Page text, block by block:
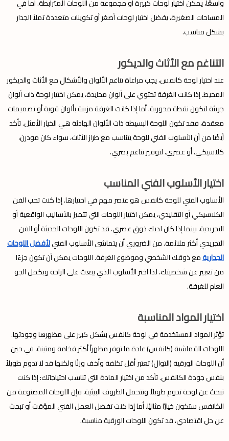
واسعًا، يمكن اختيار لوحات كبيرة أو مجموعة من اللوحات المترابطة. أما في
المساحات الصغيرة، يفضل اختيار لوحات أصغر أو تكوينات متعددة تملأ الجدار
بشكل مناسب.
التناغم مع الأثاث والديكور
عند اختيار لوحة كانفس، يجب مراعاة تناغم الألوان والأشكال مع الأثاث والديكور
المحيط. إذا كانت الغرفة تحتوي على ألوان محايدة، يمكن اختيار لوحة ذات ألوان
جريئة لتكون نقطة محورية. أما إذا كانت الغرفة مزينة بألوان قوية أو تصميمات
معقدة، فقد تكون اللوحة البسيطة ذات الألوان الهادئة هي الخيار الأمثل. تأكد
أيضًا من أن الأسلوب الفني للوحة يتناسب مع طراز الأثاث، سواء كان مودرن،
كلاسيكي، أو عصري، لتوفير تناغم بصري.
اختيار الأسلوب الفني المناسب
الأسلوب الفني للوحة كانفس هو عنصر مهم في اختيارها. إذا كنت تحب الفن
الكلاسيكي أو التقليدي، يمكن اختيار اللوحات التي تتميز بالأساليب الواقعية أو
التجريدية، بينما إذا كان لديك ذوق عصري، قد تكون اللوحات الحديثة أو الفن
التجريدي أكثر ملائمة. من الضروري أن يتماشى الأسلوب الفنيلأفضل اللوحات
الجداريةمع ذوقك الشخصي وموضوع الغرفة. اللوحات يمكن أن تكون جزءًا
من تعبير عن شخصيتك، لذا اختر الأسلوب الذي يبعث على الراحة ويكمل الجو
العام للغرفة.
اختيار المواد المناسبة
تؤثر المواد المستخدمة في لوحة كانفس بشكل كبير على مظهرها وجودتها.
اللوحات القماشية (كانفس) عادة ما توفر مظهراً أكثر فخامة ومتينة، في حين
أن اللوحات الورقية (التوال) تعتبر أقل تكلفة وأخف وزنًا ولكنها قد لا تدوم طويلاً
بنفس جودة الكانفس. تأكد من اختيار المادة التي تناسب احتياجاتك: إذا كنت
تبحث عن لوحة تدوم طويلاً وتتحمل الظروف البيئية، فإن اللوحات المصنوعة من
الكانفس ستكون خيارًا مثاليًا. أما إذا كنت تفضل العمل الفني المؤقت أو تبحث
عن حل اقتصادي، قد تكون اللوحات الورقية مناسبة.